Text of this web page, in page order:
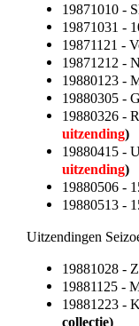
19871010 -
19871031 -
19871121 -
19871212 -
19880123 -
19880305 -
19880326 -
uitzending)
19880415 -
uitzending)
19880506 -
19880513 -
Uitzendingen
19881028 -
19881125 -
19881223 -
collectie)